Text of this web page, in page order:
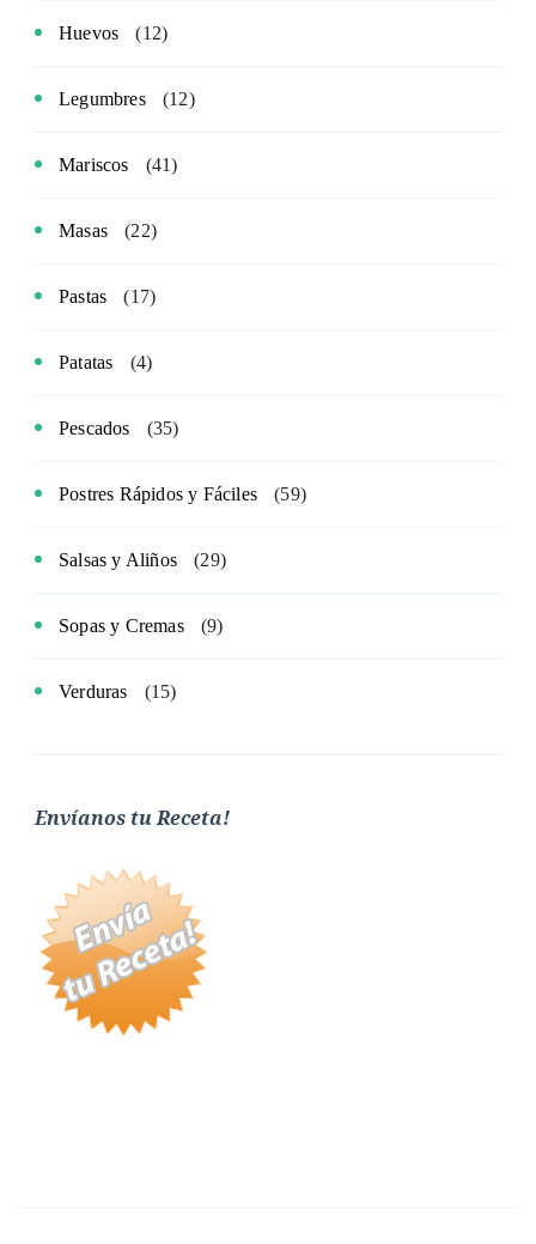
Huevos (12)
Legumbres (12)
Mariscos (41)
Masas (22)
Pastas (17)
Patatas (4)
Pescados (35)
Postres Rápidos y Fáciles (59)
Salsas y Aliños (29)
Sopas y Cremas (9)
Verduras (15)
Envíanos tu Receta!